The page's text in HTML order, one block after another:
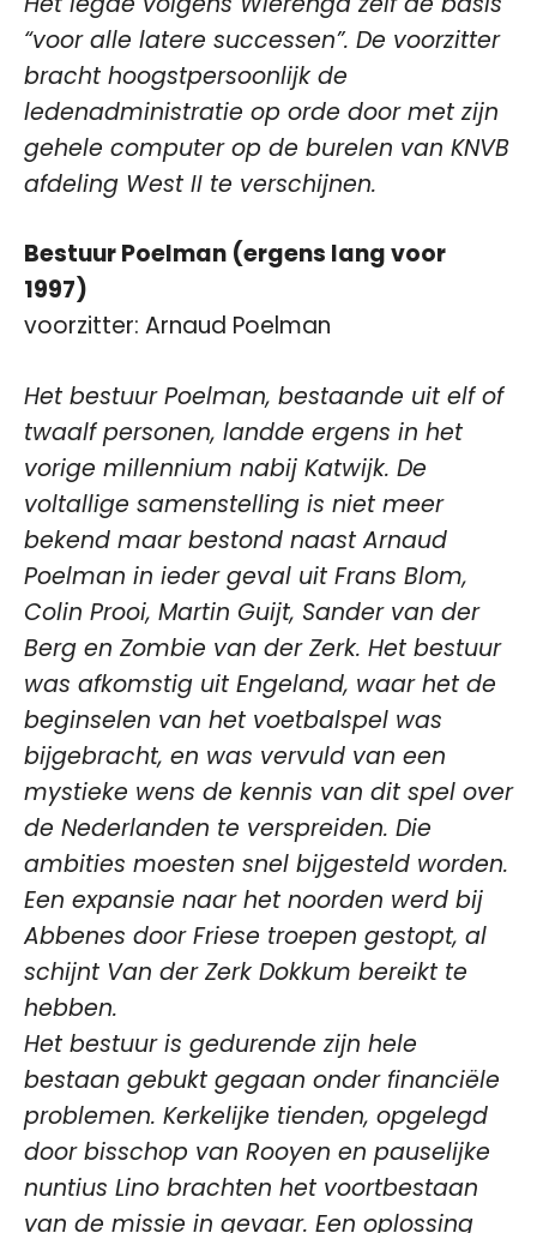
“voor alle latere successen”. De voorzitter
bracht hoogstpersoonlijk de
ledenadministratie op orde door met zijn
gehele computer op de burelen van KNVB
afdeling West II te verschijnen.
Bestuur Poelman (ergens lang voor
1997)
voorzitter: Arnaud Poelman
Het bestuur Poelman, bestaande uit elf of
twaalf personen, landde ergens in het
vorige millennium nabij Katwijk. De
voltallige samenstelling is niet meer
bekend maar bestond naast Arnaud
Poelman in ieder geval uit Frans Blom,
Colin Prooi, Martin Guijt, Sander van der
Berg en Zombie van der Zerk. Het bestuur
was afkomstig uit Engeland, waar het de
beginselen van het voetbalspel was
bijgebracht, en was vervuld van een
mystieke wens de kennis van dit spel over
de Nederlanden te verspreiden. Die
ambities moesten snel bijgesteld worden.
Een expansie naar het noorden werd bij
Abbenes door Friese troepen gestopt, al
schijnt Van der Zerk Dokkum bereikt te
hebben.
Het bestuur is gedurende zijn hele
bestaan gebukt gegaan onder financiële
problemen. Kerkelijke tienden, opgelegd
door bisschop van Rooyen en pauselijke
nuntius Lino brachten het voortbestaan
van de missie in gevaar. Een oplossing